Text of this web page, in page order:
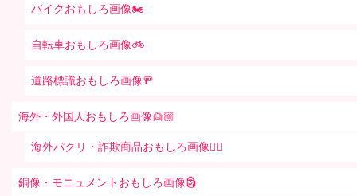
バイクおもしろ画像🏍
自転車おもしろ画像🚲
道路標識おもしろ画像🚥
海外・外国人おもしろ画像👱🏼
海外パクリ・詐欺商品おもしろ画像🙅‍♀️
銅像・モニュメントおもしろ画像🗿